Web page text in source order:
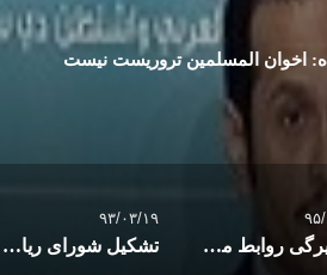
اخوان المسلمین تروریست نیست
۰۹
راز تیرگی روابط مصر و عربستان چیست؟
۹۳/۰۳/۱۹
تشکیل شورای ریاست جمهوری از سوی طرفداران مرسی